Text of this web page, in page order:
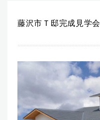
藤沢市Ｔ邸完成見学会